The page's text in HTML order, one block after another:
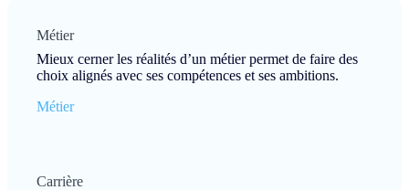
Métier
Mieux cerner les réalités d’un métier permet de faire des
choix alignés avec ses compétences et ses ambitions.
Métier
Carrière